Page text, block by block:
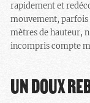
rapidement et
mouvement, parfois
mètres de hauteur,
incompris compte
UN DOUX